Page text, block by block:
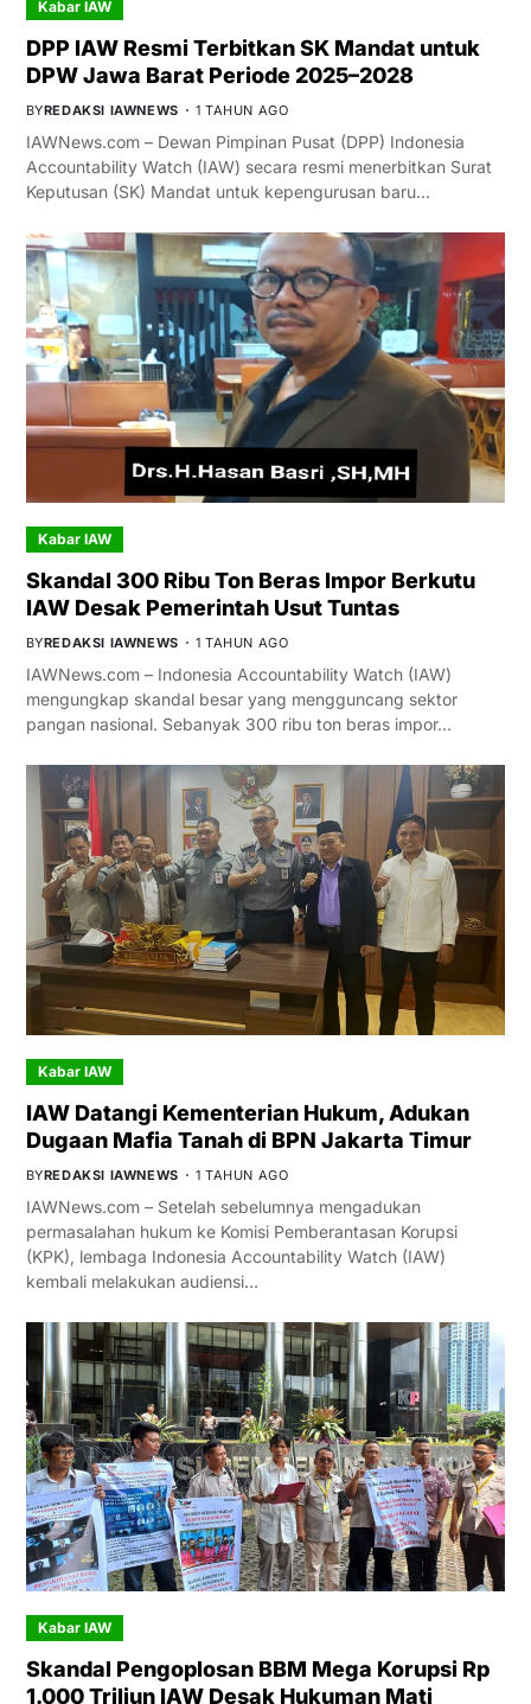
Kabar IAW
DPP IAW Resmi Terbitkan SK Mandat untuk
DPW Jawa Barat Periode 2025–2028
BYREDAKSI IAWNEWS 1 TAHUN AGO
IAWNews.com – Dewan Pimpinan Pusat (DPP) Indonesia
Accountability Watch (IAW) secara resmi menerbitkan Surat
Keputusan (SK) Mandat untuk kepengurusan baru…
Kabar IAW
Skandal 300 Ribu Ton Beras Impor Berkutu
IAW Desak Pemerintah Usut Tuntas
BYREDAKSI IAWNEWS 1 TAHUN AGO
IAWNews.com – Indonesia Accountability Watch (IAW)
mengungkap skandal besar yang mengguncang sektor
pangan nasional. Sebanyak 300 ribu ton beras impor…
Kabar IAW
IAW Datangi Kementerian Hukum, Adukan
Dugaan Mafia Tanah di BPN Jakarta Timur
BYREDAKSI IAWNEWS 1 TAHUN AGO
IAWNews.com – Setelah sebelumnya mengadukan
permasalahan hukum ke Komisi Pemberantasan Korupsi
(KPK), lembaga Indonesia Accountability Watch (IAW)
kembali melakukan audiensi…
Kabar IAW
Skandal Pengoplosan BBM Mega Korupsi Rp
1.000 Triliun IAW Desak Hukuman Mati